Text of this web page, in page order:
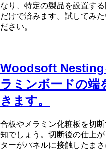
なり、特定の製品を設置す
だけで済みます。試してみ
ださい。
Woodsoft Nesting
ラミンボードの端
きます。
合板やメラミン化粧板を切
知でしょう。切断後の仕上
ターがパネルに接触したま